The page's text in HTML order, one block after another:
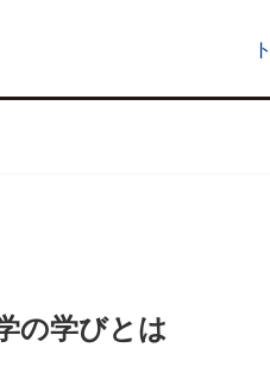
の学びとは